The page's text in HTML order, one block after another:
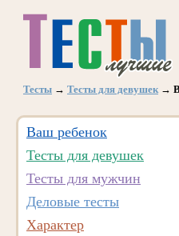
Тесты → Тесты для девушек→
Ваш ребенок
Тесты для девушек
Тесты для мужчин
Деловые тесты
Характер